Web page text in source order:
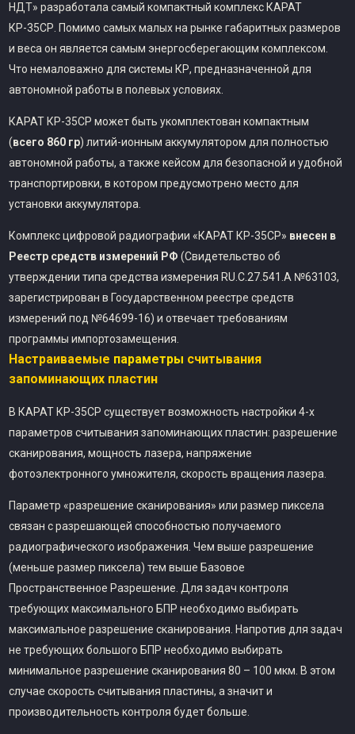
НДТ» разработала самый компактный комплекс КАРАТ
КР-35СР. Помимо самых малых на рынке габаритных размеров
и веса он является самым энергосберегающим комплексом.
Что немаловажно для системы КР, предназначенной для
автономной работы в полевых условиях.
КАРАТ КР-35СР может быть укомплектован компактным
(всего 860 гр) литий-ионным аккумулятором для полностью
автономной работы, а также кейсом для безопасной и удобной
транспортировки, в котором предусмотрено место для
установки аккумулятора.
Комплекс цифровой радиографии «КАРАТ КР-35СР» внесен в
Реестр средств измерений РФ (Свидетельство об
утверждении типа средства измерения RU.C.27.541.A №63103,
зарегистрирован в Государственном реестре средств
измерений под №64699-16) и отвечает требованиям
программы импортозамещения.
Настраиваемые параметры считывания
запоминающих пластин
В КАРАТ КР-35СР существует возможность настройки 4-х
параметров считывания запоминающих пластин: разрешение
сканирования, мощность лазера, напряжение
фотоэлектронного умножителя, скорость вращения лазера.
Параметр «разрешение сканирования» или размер пиксела
связан с разрешающей способностью получаемого
радиографического изображения. Чем выше разрешение
(меньше размер пиксела) тем выше Базовое
Пространственное Разрешение. Для задач контроля
требующих максимального БПР необходимо выбирать
максимальное разрешение сканирования. Напротив для задач
не требующих большого БПР необходимо выбирать
минимальное разрешение сканирования 80 – 100 мкм. В этом
случае скорость считывания пластины, а значит и
производительность контроля будет больше.